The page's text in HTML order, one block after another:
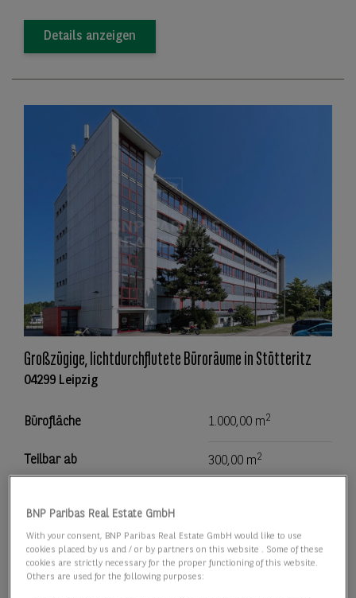
Details anzeigen
Großzügige, lichtdurchflutete Büroräume in Stötteritz
04299 Leipzig
Bürofläche 1.000,00 m2
Teilbar ab 300,00 m2
Details anzeigen
BNP Paribas Real Estate GmbH
With your consent, BNP Paribas Real Estate GmbH would like to use
cookies placed by us and / or by partners on this website . Some of these
cookies are strictly necessary for the proper functioning of this website.
Others are used for the following purposes: